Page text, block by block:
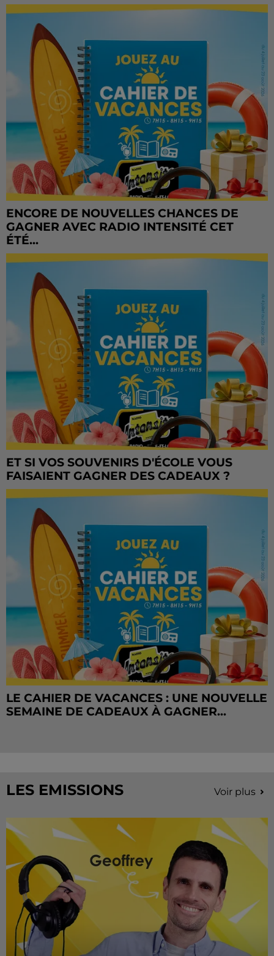
ENCORE DE NOUVELLES CHANCES DE
GAGNER AVEC RADIO INTENSITÉ CET
ÉTÉ...
ET SI VOS SOUVENIRS D'ÉCOLE VOUS
FAISAIENT GAGNER DES CADEAUX ?
LE CAHIER DE VACANCES : UNE NOUVELLE
SEMAINE DE CADEAUX À GAGNER...
LES EMISSIONS Voir plus